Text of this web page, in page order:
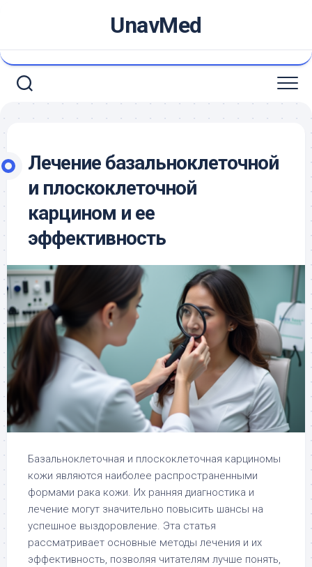
UnavMed
Лечение базальноклеточной
и плоскоклеточной
карцином и ее
эффективность
Базальноклеточная и плоскоклеточная карциномы
кожи являются наиболее распространенными
формами рака кожи. Их ранняя диагностика и
лечение могут значительно повысить шансы на
успешное выздоровление. Эта статья
рассматривает основные методы лечения и их
эффективность, позволяя читателям лучше понять,